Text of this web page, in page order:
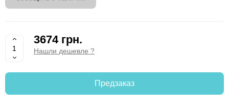
3674 грн.
Нашли дешевле ?
Предзаказ